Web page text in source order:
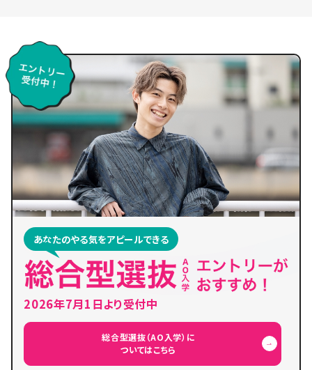
あなたのやる気をアピールできる
2026年7月1日より受付中
総合型選抜（AO入学）に
ついてはこちら